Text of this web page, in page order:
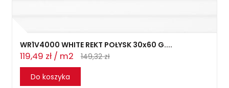
WR1V4000 WHITE REKT POŁYSK 30x60 G....
119,49 zł / m2
149,32 zł
Do koszyka